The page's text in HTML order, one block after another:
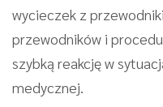
wycieczek z
przewodników i
szybką reakcję w
medycznej.